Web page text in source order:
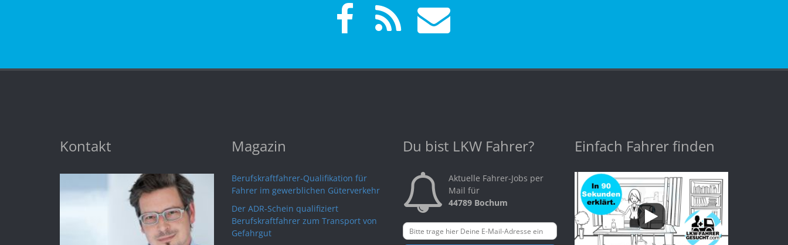
Kontakt Magazin
Berufskraftfahrer-Qualifikation für
Fahrer im gewerblichen Güterverkehr
Der ADR-Schein qualifiziert
Berufskraftfahrer zum Transport von
Gefahrgut
Du bist LKW Fahrer?
Aktuelle Fahrer-Jobs per
Mail für
44789 Bochum
Einfach Fahrer finden